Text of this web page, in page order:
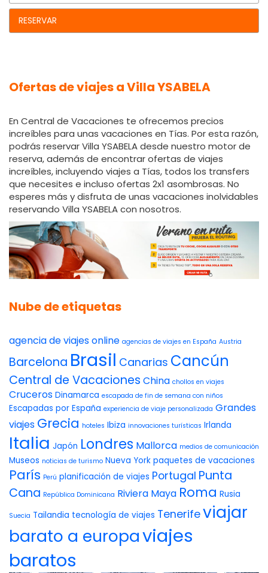
RESERVAR
Ofertas de viajes a Villa YSABELA
En Central de Vacaciones te ofrecemos precios
increíbles para unas vacaciones en Tías. Por esta razón,
podrás reservar Villa YSABELA desde nuestro motor de
reserva, además de encontrar ofertas de viajes
increíbles, incluyendo viajes a Tías, todos los transfers
que necesites e incluso ofertas 2x1 asombrosas. No
esperes más y disfruta de unas vacaciones inolvidables
reservando Villa YSABELA con nosotros.
Nube de etiquetas
agencia de viajes online agencias de viajes en España Austria
Barcelona Brasil Canarias Cancún
Central de Vacaciones China chollos en viajes
Cruceros Dinamarca escapada de fin de semana con niños
Escapadas por España experiencia de viaje personalizada Grandes
viajes Grecia hoteles Ibiza innovaciones turísticas Irlanda
Italia Japón Londres Mallorca medios de comunicación
Museos noticias de turismo Nueva York paquetes de vacaciones
París Perú planificación de viajes Portugal Punta
Cana República Dominicana Riviera Maya Roma Rusia
Suecia Tailandia tecnología de viajes Tenerifeviajar
barato a europaviajes
baratos